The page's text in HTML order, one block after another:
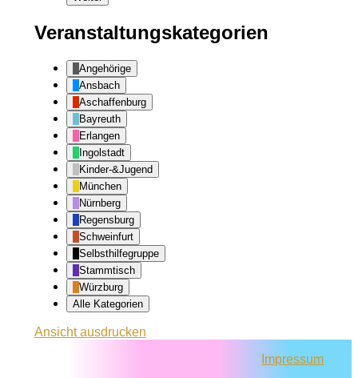
Veranstaltungskategorien
Angehörige
Ansbach
Aschaffenburg
Bayreuth
Erlangen
Ingolstadt
Kinder-&Jugend
München
Nürnberg
Regensburg
Schweinfurt
Selbsthilfegruppe
Stammtisch
Würzburg
Alle Kategorien
Ansichtausdrucken
Impressum